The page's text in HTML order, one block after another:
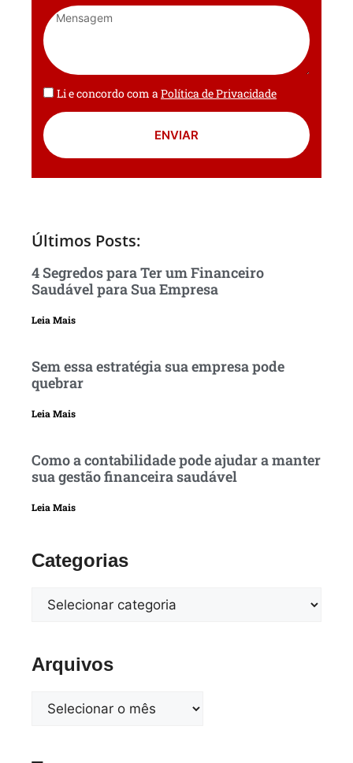
Li e concordo com aPolítica de Privacidade
ENVIAR
Últimos Posts:
4 Segredos para Ter um Financeiro
Saudável para Sua Empresa
Leia Mais
Sem essa estratégia sua empresa pode
quebrar
Leia Mais
Como a contabilidade pode ajudar a manter
sua gestão financeira saudável
Leia Mais
Categorias
Arquivos